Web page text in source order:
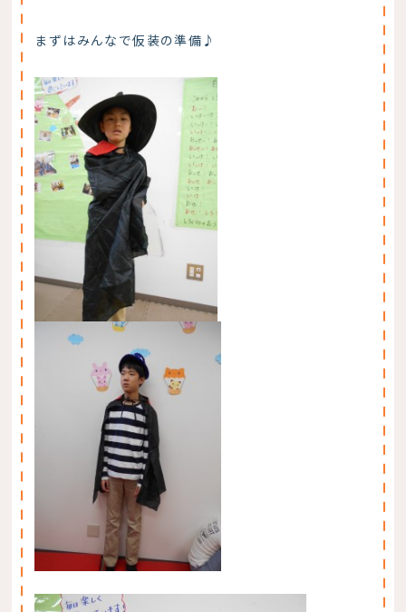
まずはみんなで仮装の準備♪